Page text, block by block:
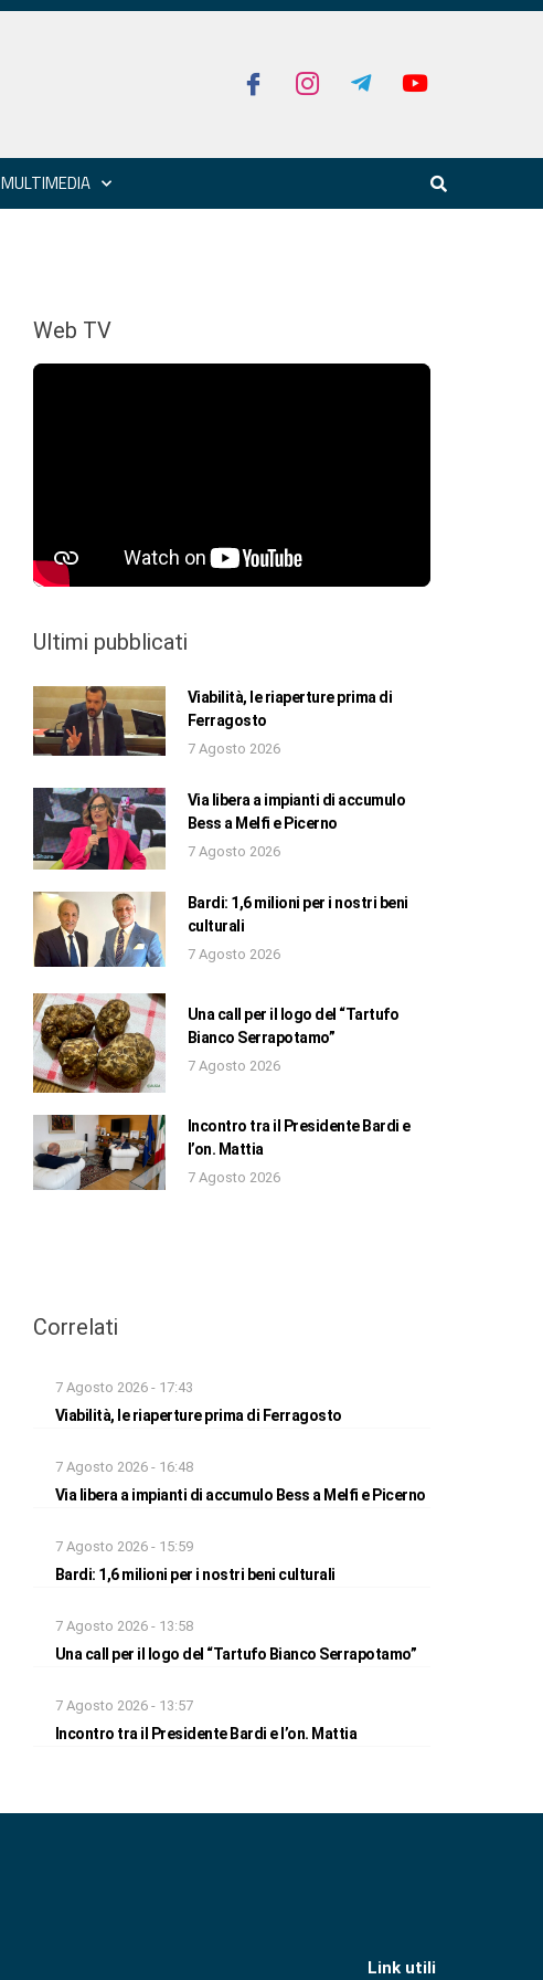
MULTIMEDIA
Web TV
Ultimi pubblicati
Viabilità, le riaperture prima di
Ferragosto
7 Agosto 2026
Via libera a impianti di accumulo
Bess a Melfi e Picerno
7 Agosto 2026
Bardi: 1,6 milioni per i nostri beni
culturali
7 Agosto 2026
Una call per il logo del “Tartufo
Bianco Serrapotamo”
7 Agosto 2026
Incontro tra il Presidente Bardi e
l’on. Mattia
7 Agosto 2026
Correlati
7 Agosto 2026 - 17:43
Viabilità, le riaperture prima di Ferragosto
7 Agosto 2026 - 16:48
Via libera a impianti di accumulo Bess a Melfi e Picerno
7 Agosto 2026 - 15:59
Bardi: 1,6 milioni per i nostri beni culturali
7 Agosto 2026 - 13:58
Una call per il logo del “Tartufo Bianco Serrapotamo”
7 Agosto 2026 - 13:57
Incontro tra il Presidente Bardi e l’on. Mattia
Link utili